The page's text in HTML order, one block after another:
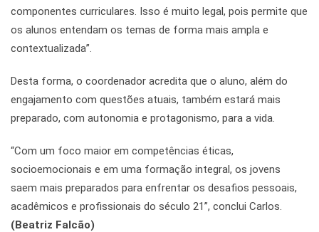
componentes curriculares. Isso é muito legal, pois permite que
os alunos entendam os temas de forma mais ampla e
contextualizada”.
Desta forma, o coordenador acredita que o aluno, além do
engajamento com questões atuais, também estará mais
preparado, com autonomia e protagonismo, para a vida.
“Com um foco maior em competências éticas,
socioemocionais e em uma formação integral, os jovens
saem mais preparados para enfrentar os desafios pessoais,
acadêmicos e profissionais do século 21”, conclui Carlos.
(Beatriz Falcão)